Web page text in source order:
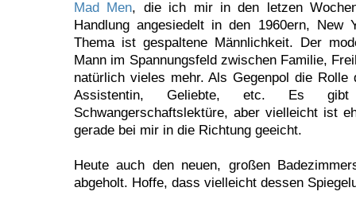
Mad Men, die ich mir in den letzen
Handlung angesiedelt in den 1960ern, New
Thema ist gespaltene Männlichkeit. Der
Mann im Spannungsfeld zwischen Familie,
natürlich vieles mehr. Als Gegenpol die Rolle
Assistentin, Geliebte, etc. Es
Schwangerschaftslektüre, aber vielleicht ist
gerade bei mir in die Richtung geeicht.
Heute auch den neuen, großen
abgeholt. Hoffe, dass vielleicht dessen